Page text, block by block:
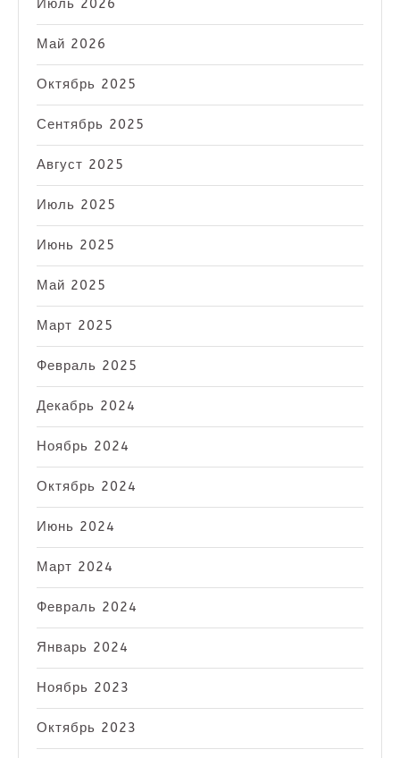
Май 2026
Октябрь 2025
Сентябрь 2025
Август 2025
Июль 2025
Июнь 2025
Май 2025
Март 2025
Февраль 2025
Декабрь 2024
Ноябрь 2024
Октябрь 2024
Июнь 2024
Март 2024
Февраль 2024
Январь 2024
Ноябрь 2023
Октябрь 2023